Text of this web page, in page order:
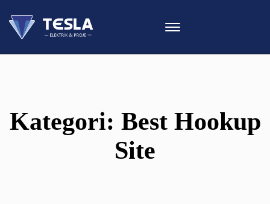
Kategori: Best Hookup
Site